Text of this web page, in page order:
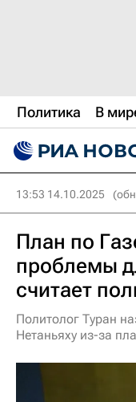
Политика В
13:53 14.10.2025
План по
проблемы
считает
Политолог Туран
Нетаньяху из-за